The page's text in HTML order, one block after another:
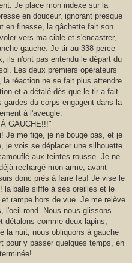
Je place mon indexe sur la
en douceur, ignorant presque
en finesse, la gâchette fait son
vers ma cible et s'encastrer,
gauche. Je tir au 338 perce
ils n'ont pas entendu le départ du
Les deux premiers opérateurs
réaction ne se fait plus attendre.
et a détalé dès que le tir a fait
du corps engagent dans la
à l'aveugle:
GAUCHE!!!"
Je me fige, je ne bouge pas, et je
je vois se déplacer une silhouette
aux teintes rousse. Je ne
rechargé mon arme, avant
donc près à faire feu! Je vise le
la balle siffle à ses oreilles et le
rampe hors de vue. Je me relève
l'oeil rond. Nous nous glissons
détalons comme deux lapins,
la nuit, nous obliquons à gauche
pour y passer quelques temps, en